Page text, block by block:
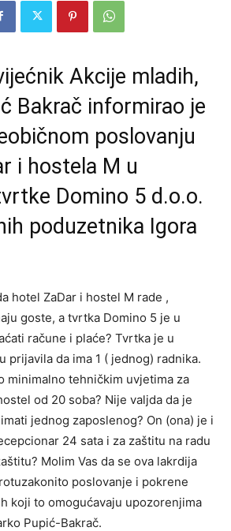
Akcije mladih,
Bakrač informirao je
poslovanju
i hostela M u
Domino 5 d.o.o.
poduzetnika Igora
hotel ZaDar i hostel M rade ,
goste, a tvrtka Domino 5 je u
račune i plaće? Tvrtka je u
prijavila da ima 1 ( jednog) radnika.
minimalno tehničkim uvjetima za
od 20 soba? Nije valjda da je
jednog zaposlenog? On (ona) je i
24 sata i za zaštitu na radu
Molim Vas da se ova lakrdija
poslovanje i pokrene
koji to omogućavaju upozorenjima
Pupić-Bakrač.